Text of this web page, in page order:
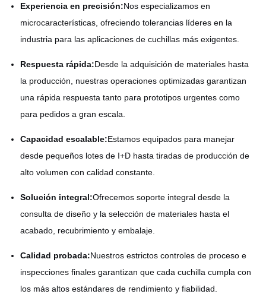
Experiencia en precisión:Nos especializamos en
microcaracterísticas, ofreciendo tolerancias líderes en la
industria para las aplicaciones de cuchillas más exigentes.
Respuesta rápida:Desde la adquisición de materiales hasta
la producción, nuestras operaciones optimizadas garantizan
una rápida respuesta tanto para prototipos urgentes como
para pedidos a gran escala.
Capacidad escalable:Estamos equipados para manejar
desde pequeños lotes de I+D hasta tiradas de producción de
alto volumen con calidad constante.
Solución integral:Ofrecemos soporte integral desde la
consulta de diseño y la selección de materiales hasta el
acabado, recubrimiento y embalaje.
Calidad probada:Nuestros estrictos controles de proceso e
inspecciones finales garantizan que cada cuchilla cumpla con
los más altos estándares de rendimiento y fiabilidad.